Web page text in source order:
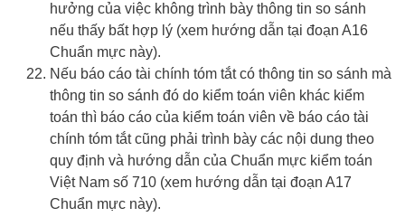
hưởng của việc không trình bày thông tin so sánh
nếu thấy bất hợp lý (xem hướng dẫn tại đoạn A16
Chuẩn mực này).
Nếu báo cáo tài chính tóm tắt có thông tin so sánh mà
thông tin so sánh đó do kiểm toán viên khác kiểm
toán thì báo cáo của kiểm toán viên về báo cáo tài
chính tóm tắt cũng phải trình bày các nội dung theo
quy định và hướng dẫn của Chuẩn mực kiểm toán
Việt Nam số 710 (xem hướng dẫn tại đoạn A17
Chuẩn mực này).